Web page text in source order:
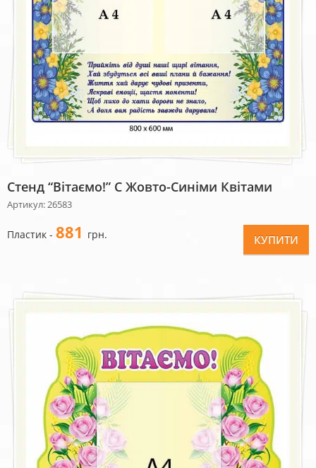
Стенд “Вітаємо!” С Жовто-Синіми Квітами
Артикул: 26583
Пластик - 881 грн. КУПИТИ